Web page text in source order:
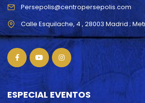
Persepolis@centropersepolis.com
ESPECIAL EVENTOS